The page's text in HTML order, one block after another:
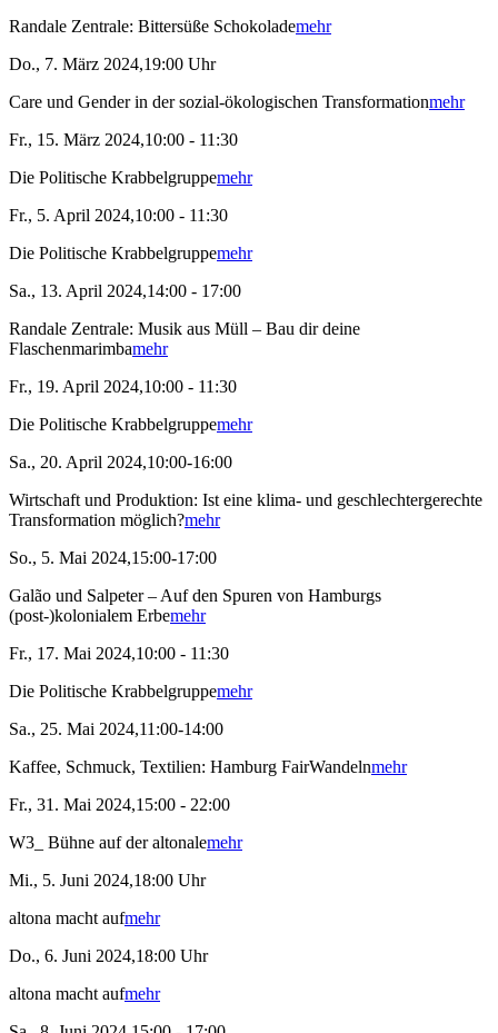
Randale Zentrale: Bittersüße Schokolademehr
Do., 7. März 2024,19:00 Uhr
Care und Gender in der sozial-ökologischen Transformationmehr
Fr., 15. März 2024,10:00 - 11:30
Die Politische Krabbelgruppemehr
Fr., 5. April 2024,10:00 - 11:30
Die Politische Krabbelgruppemehr
Sa., 13. April 2024,14:00 - 17:00
Randale Zentrale: Musik aus Müll – Bau dir deine
Flaschenmarimbamehr
Fr., 19. April 2024,10:00 - 11:30
Die Politische Krabbelgruppemehr
Sa., 20. April 2024,10:00-16:00
Wirtschaft und Produktion: Ist eine klima- und geschlechtergerechte
Transformation möglich?mehr
So., 5. Mai 2024,15:00-17:00
Galão und Salpeter – Auf den Spuren von Hamburgs
(post-)kolonialem Erbemehr
Fr., 17. Mai 2024,10:00 - 11:30
Die Politische Krabbelgruppemehr
Sa., 25. Mai 2024,11:00-14:00
Kaffee, Schmuck, Textilien: Hamburg FairWandelnmehr
Fr., 31. Mai 2024,15:00 - 22:00
W3_ Bühne auf der altonalemehr
Mi., 5. Juni 2024,18:00 Uhr
altona macht aufmehr
Do., 6. Juni 2024,18:00 Uhr
altona macht aufmehr